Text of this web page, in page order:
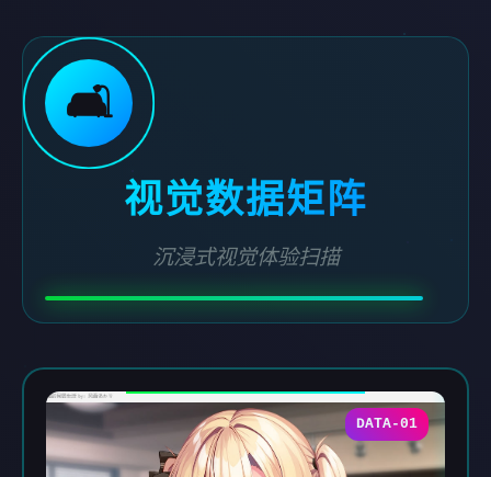
🛋️
视觉数据矩阵
沉浸式视觉体验扫描
DATA-01